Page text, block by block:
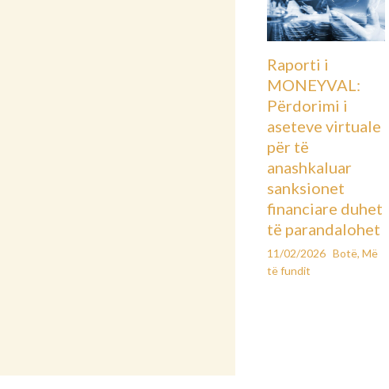
Raporti i
MONEYVAL:
Përdorimi i
aseteve virtuale
për të
anashkaluar
sanksionet
financiare duhet
të parandalohet
11/02/2026 Botë, Më
të fundit